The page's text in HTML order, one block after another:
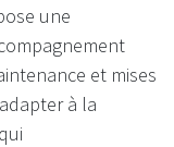
une
et mises
à la